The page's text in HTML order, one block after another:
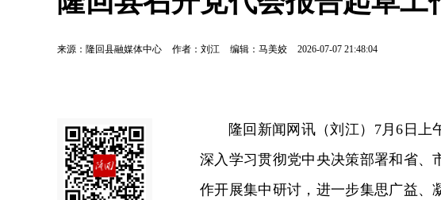
来源：隆回县融媒体中心 作者：刘江 编辑：马美姣 2026-07-07 21:48:04
隆回新闻网讯（刘江）7月6日上
深入学习贯彻党中央决策部署和省、
作开展集中研讨，进一步集思广益、